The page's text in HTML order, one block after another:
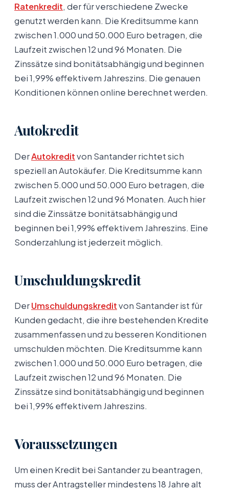
Ratenkredit, der für verschiedene Zwecke
genutzt werden kann. Die Kreditsumme kann
zwischen 1.000 und 50.000 Euro betragen, die
Laufzeit zwischen 12 und 96 Monaten. Die
Zinssätze sind bonitätsabhängig und beginnen
bei 1,99% effektivem Jahreszins. Die genauen
Konditionen können online berechnet werden.
Autokredit
DerAutokreditvon Santander richtet sich
speziell an Autokäufer. Die Kreditsumme kann
zwischen 5.000 und 50.000 Euro betragen, die
Laufzeit zwischen 12 und 96 Monaten. Auch hier
sind die Zinssätze bonitätsabhängig und
beginnen bei 1,99% effektivem Jahreszins. Eine
Sonderzahlung ist jederzeit möglich.
Umschuldungskredit
DerUmschuldungskreditvon Santander ist für
Kunden gedacht, die ihre bestehenden Kredite
zusammenfassen und zu besseren Konditionen
umschulden möchten. Die Kreditsumme kann
zwischen 1.000 und 50.000 Euro betragen, die
Laufzeit zwischen 12 und 96 Monaten. Die
Zinssätze sind bonitätsabhängig und beginnen
bei 1,99% effektivem Jahreszins.
Voraussetzungen
Um einen Kredit bei Santander zu beantragen,
muss der Antragsteller mindestens 18 Jahre alt